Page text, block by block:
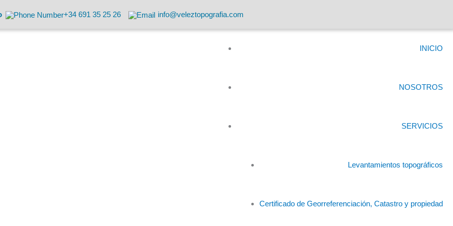
+34 691 35 25 26 info@veleztopografia.com
INICIO
NOSOTROS
SERVICIOS
Levantamientos topográficos
Certificado de Georreferenciación, Catastro y propiedad